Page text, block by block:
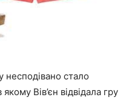
стало
Вів’єн відвідала гру